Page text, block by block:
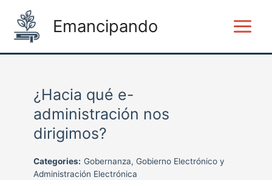
contenido
Emancipando
Menu
¿Hacia qué e-
administración nos
dirigimos?
Categories: Gobernanza, Gobierno Electrónico y
Administración Electrónica